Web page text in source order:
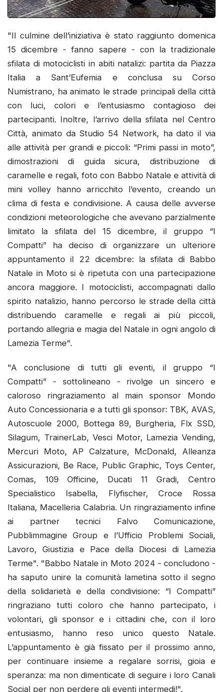
"Il culmine dell’iniziativa è stato raggiunto domenica
15 dicembre - fanno sapere - con la tradizionale
sfilata di motociclisti in abiti natalizi: partita da Piazza
Italia a Sant’Eufemia e conclusa su Corso
Numistrano, ha animato le strade principali della città
con luci, colori e l’entusiasmo contagioso dei
partecipanti. Inoltre, l’arrivo della sfilata nel Centro
Città, animato da Studio 54 Network, ha dato il via
alle attività per grandi e piccoli: “Primi passi in moto”,
dimostrazioni di guida sicura, distribuzione di
caramelle e regali, foto con Babbo Natale e attività di
mini volley hanno arricchito l’evento, creando un
clima di festa e condivisione. A causa delle avverse
condizioni meteorologiche che avevano parzialmente
limitato la sfilata del 15 dicembre, il gruppo “I
Compatti” ha deciso di organizzare un ulteriore
appuntamento il 22 dicembre: la sfilata di Babbo
Natale in Moto si è ripetuta con una partecipazione
ancora maggiore. I motociclisti, accompagnati dallo
spirito natalizio, hanno percorso le strade della città
distribuendo caramelle e regali ai più piccoli,
portando allegria e magia del Natale in ogni angolo di
Lamezia Terme".
"A conclusione di tutti gli eventi, il gruppo “I
Compatti” - sottolineano - rivolge un sincero e
caloroso ringraziamento al main sponsor Mondo
Auto Concessionaria e a tutti gli sponsor: TBK, AVAS,
Autoscuole 2000, Bottega 89, Burgheria, Flx SSD,
Silagum, TrainerLab, Vesci Motor, Lamezia Vending,
Mercuri Moto, AP Calzature, McDonald, Alleanza
Assicurazioni, Be Race, Public Graphic, Toys Center,
Comas, 109 Officine, Ducati 11 Gradi, Centro
Specialistico Isabella, Flyfischer, Croce Rossa
Italiana, Macelleria Calabria. Un ringraziamento infine
ai partner tecnici Falvo Comunicazione,
Pubblimmagine Group e l’Ufficio Problemi Sociali,
Lavoro, Giustizia e Pace della Diocesi di Lamezia
Terme". "Babbo Natale in Moto 2024 - concludono -
ha saputo unire la comunità lametina sotto il segno
della solidarietà e della condivisione: “I Compatti”
ringraziano tutti coloro che hanno partecipato, i
volontari, gli sponsor e i cittadini che, con il loro
entusiasmo, hanno reso unico questo Natale.
L’appuntamento è già fissato per il prossimo anno,
per continuare insieme a regalare sorrisi, gioia e
speranza: ma non dimenticate di seguire i loro Canali
Social per non perdere gli eventi intermedi!".